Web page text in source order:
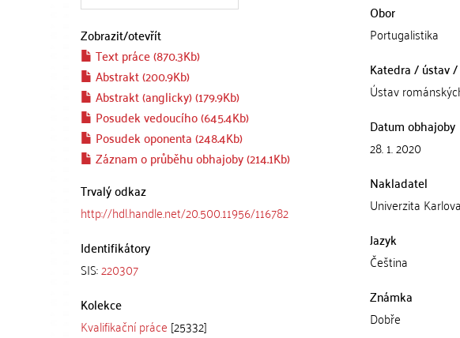
Zobrazit/otevřít
Text práce (870.3Kb)
Abstrakt (200.9Kb)
Abstrakt (anglicky) (179.9Kb)
Posudek vedoucího (645.4Kb)
Posudek oponenta (248.4Kb)
Záznam o průběhu obhajoby (214.1Kb)
Trvalý odkaz
http://hdl.handle.net/20.500.11956/116782
Identifikátory
SIS:220307
Kolekce
Kvalifikační práce [25332]
Obor
Portugalistika
Katedra / ústav
Ústav
Datum obhajoby
28. 1. 2020
Nakladatel
Univerzita
Jazyk
Čeština
Známka
Dobře